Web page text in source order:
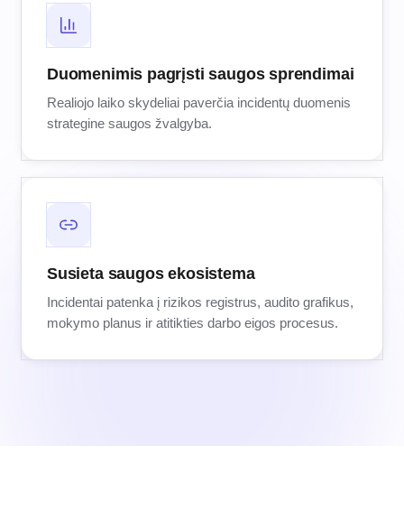
Duomenimis pagrįsti saugos sprendimai
Realiojo laiko skydeliai paverčia incidentų duomenis
strategine saugos žvalgyba.
Susieta saugos ekosistema
Incidentai patenka į rizikos registrus, audito grafikus,
mokymo planus ir atitikties darbo eigos procesus.